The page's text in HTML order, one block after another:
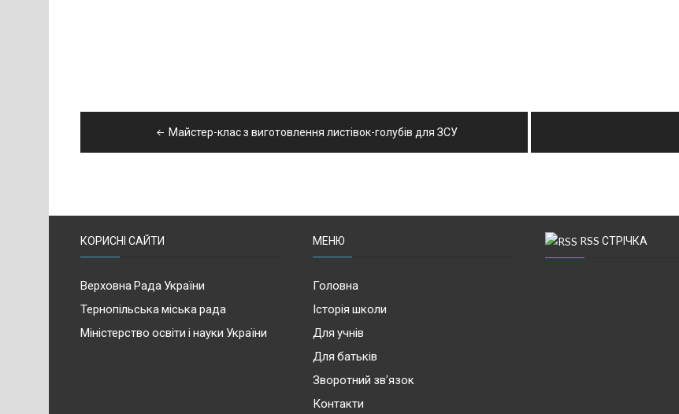
Майстер-клас з виготовлення листівок-голубів для ЗСУ
КОРИСНІ САЙТИ
Верховна Рада України
Тернопільська міська рада
Міністерство освіти і науки України
МЕНЮ
Головна
Історія школи
Для учнів
Для батьків
Зворотний зв’язок
Контакти
RSS СТРІЧКА